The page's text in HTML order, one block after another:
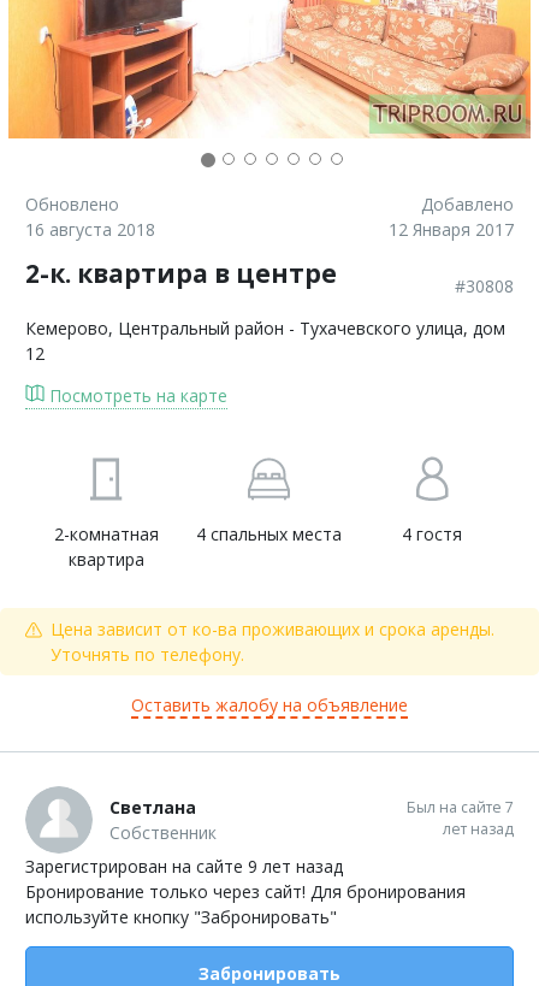
Обновлено
16 августа 2018
Добавлено
12 Января 2017
2-к. квартира в центре
#30808
Кемерово, Центральный район - Тухачевского улица, дом
12
Посмотреть на карте
2-комнатная
квартира
4 спальных места 4 гостя
Цена зависит от ко-ва проживающих и срока аренды.
Уточнять по телефону.
Оставить жалобу на объявление
Светлана
Собственник
Был на сайте 7
лет назад
Зарегистрирован на сайте 9 лет назад
Бронирование только через сайт! Для бронирования
используйте кнопку "Забронировать"
Забронировать